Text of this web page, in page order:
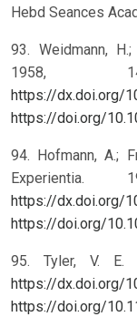
Hebd Seances
93. Weidmann,
1958,
https://dx.doi.org/
https://doi.org/
94. Hofmann, A.;
https://dx.doi.org/
https://doi.org/
95. Tyler, V. E.
https://dx.doi.org/
https://doi.org/